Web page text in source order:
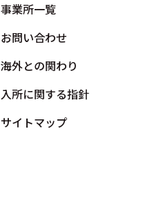
事業所一覧
お問い合わせ
海外との関わり
入所に関する指針
サイトマップ